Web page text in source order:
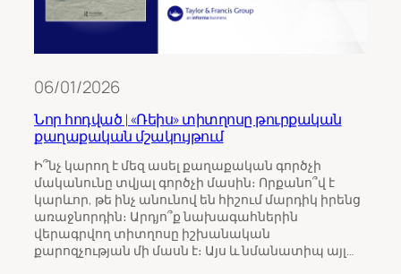
06/01/2026
Նոր հոդված | «Ռեիս» տիտղոսը թուրքական
քաղաքական մշակույթում
Ի՞նչ կարող է մեզ ասել քաղաքական գործչի
մականունը տվյալ գործչի մասին։ Որքանո՞վ է
կարևոր, թե ինչ անունով են հիշում մարդիկ իրենց
առաջնորդին։ Արդյո՞ք նախագահներին
վերագրվող տիտղոսը իշխանական
քարոզչության մի մասն է։ Այս և նմանատիպ այլ…